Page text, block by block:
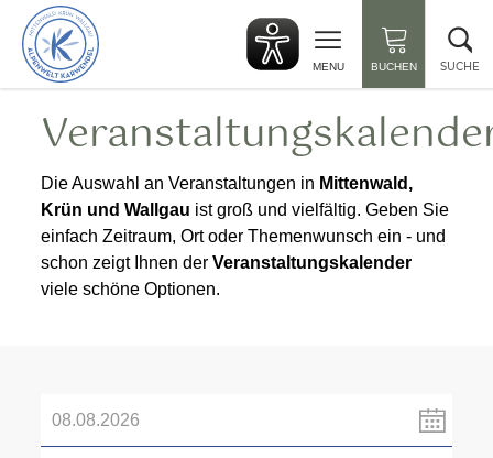
zurück
zur
Startseite
MENU BUCHEN SUCHE
Die Auswahl an Veranstaltungen in Mittenwald,
Krün und Wallgau ist groß und vielfältig. Geben Sie
einfach Zeitraum, Ort oder Themenwunsch ein - und
schon zeigt Ihnen derVeranstaltungskalender
viele schöne Optionen.